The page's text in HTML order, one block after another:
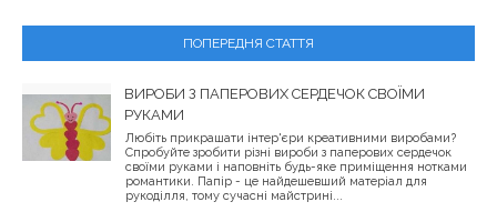
ПОПЕРЕДНЯ СТАТТЯ
ВИРОБИ З ПАПЕРОВИХ СЕРДЕЧОК СВОЇМИ
РУКАМИ
Любіть прикрашати інтер'єри креативними виробами?
Спробуйте зробити різні вироби з паперових сердечок
своїми руками і наповніть будь-яке приміщення нотками
романтики. Папір - це найдешевший матеріал для
рукоділля, тому сучасні майстрині...